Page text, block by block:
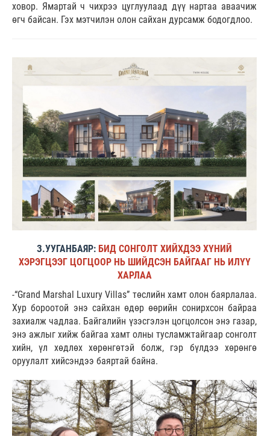
ховор. Ямартай ч чихрээ цуглуулаад дүү нартаа аваачиж
өгч байсан. Гэх мэтчилэн олон сайхан дурсамж бодогдлоо.
З.УУГАНБАЯР: БИД СОНГОЛТ ХИЙХДЭЭ ХҮНИЙ
ХЭРЭГЦЭЭГ ЦОГЦООР НЬ ШИЙДСЭН БАЙГААГ НЬ ИЛҮҮ
ХАРЛАА
-“Grand Marshal Luxury Villas” төслийн хамт олон баярлалаа.
Хур бороотой энэ сайхан өдөр өөрийн сонирхсон байраа
захиалж чадлаа. Байгалийн үзэсгэлэн цогцолсон энэ газар,
энэ ажлыг хийж байгаа хамт олны тусламжтайгаар сонголт
хийн, үл хөдлөх хөрөнгөтэй болж, гэр бүлдээ хөрөнгө
оруулалт хийсэндээ баяртай байна.